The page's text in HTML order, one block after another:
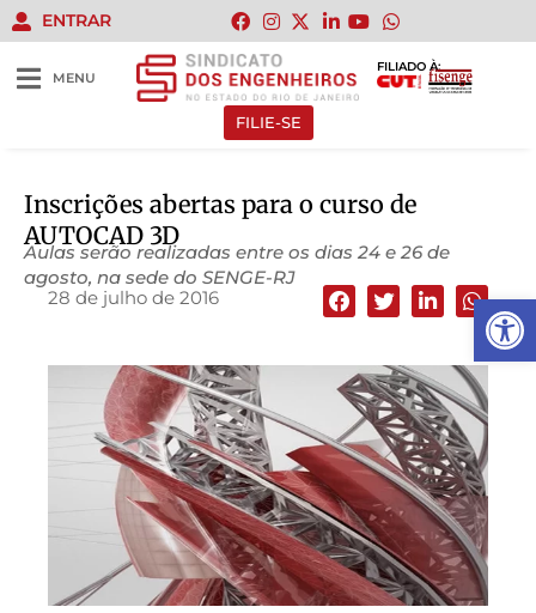
Abrir
ENTRAR
MENU
FILIADO À:
FILIE-SE
Inscrições abertas para o curso de
AUTOCAD 3D
Aulas serão realizadas entre os dias 24 e 26 de
agosto, na sede do SENGE-RJ
28 de julho de 2016